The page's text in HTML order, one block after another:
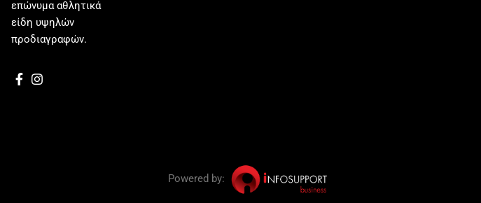
επώνυμα αθλητικά
είδη υψηλών
προδιαγραφών.
Powered by: